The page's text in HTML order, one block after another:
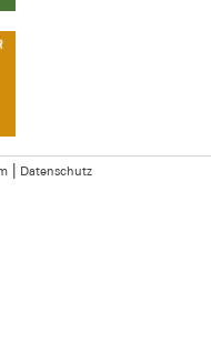
| Datenschutz